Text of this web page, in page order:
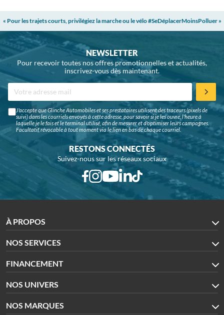
« Pour les trajets courts, privilégiez la marche ou le vélo #SeDéplacerMoinsPolluer »
NEWSLETTER
Pour recevoir toutes nos offres promotionnelles et actualités,
inscrivez-vous dès maintenant.
J'accepte que Glinche Automobiles et ses prestataires utilisent des traceurs (pixels de
suivi) dans les courriels envoyés à cette adresse, pour savoir si je les ouvre, l'heure à
laquelle je le fais et le terminal utilisé, afin de mesurer et d'optimiser leurs campagnes.
Facultatif, révocable à tout moment via le lien en bas de chaque courriel.
RESTONS CONNECTÉS
Suivez-nous sur les réseaux sociaux
À PROPOS
NOS SERVICES
FINANCEMENT
NOS UNIVERS
NOS MARQUES